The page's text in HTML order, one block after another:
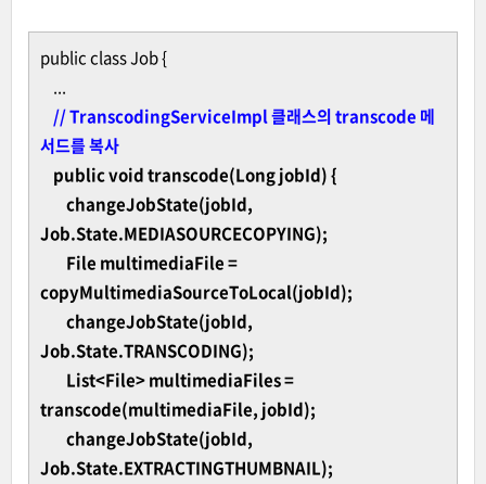
public class Job {
...
// TranscodingServiceImpl 클래스의 transcode 메
서드를 복사
public void transcode(Long jobId) {
changeJobState(jobId,
Job.State.MEDIASOURCECOPYING);
File multimediaFile =
copyMultimediaSourceToLocal(jobId);
changeJobState(jobId,
Job.State.TRANSCODING);
List<File> multimediaFiles =
transcode(multimediaFile, jobId);
changeJobState(jobId,
Job.State.EXTRACTINGTHUMBNAIL);